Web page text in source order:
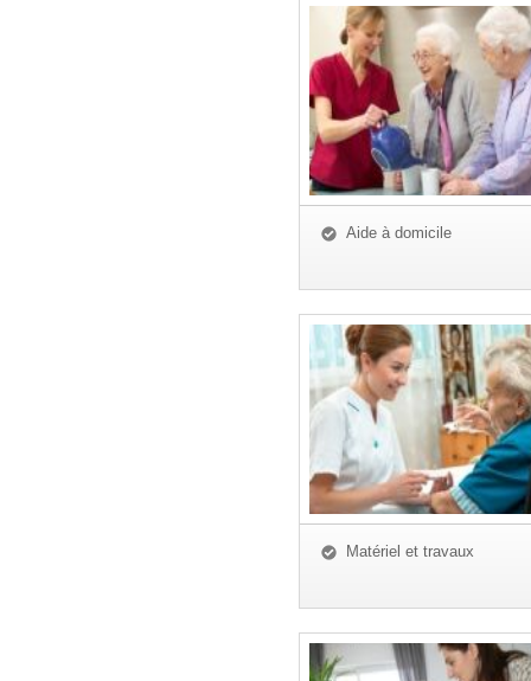
Aide à domicile
Matériel et travaux